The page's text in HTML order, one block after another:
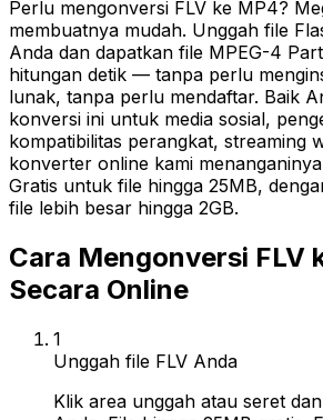
Perlu mengonversi FLV ke MP4?
membuatnya mudah. Unggah file
Anda dan dapatkan file MPEG-4
hitungan detik — tanpa perlu
lunak, tanpa perlu mendaftar. Baik
konversi ini untuk media sosial,
kompatibilitas perangkat, streaming
konverter online kami
Gratis untuk file hingga 25MB,
file lebih besar hingga 2GB.
Cara Mengonversi FLV
Secara Online
1
Unggah file FLV Anda
Klik area unggah atau seret